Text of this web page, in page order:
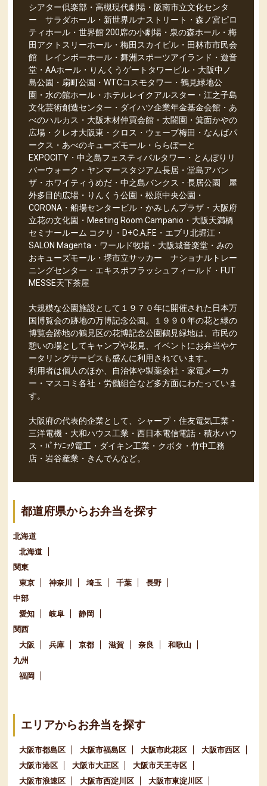
シアター倶楽部・高槻現代劇場・阪南市立文化センタ
ー サラダホール・新世界ルナストリート・森ノ宮ピロ
ティホール・世界館 200席の小劇場・泉の森ホール・梅
田アクトスリーホール・梅田スカイビル・田林市市民会
館 レインボーホール・舞洲スポーツアイランド・遊音
堂・AAホール・りんくうゲートタワービル・大阪中ノ
島公園・扇町公園・WTCコスモタワー・鶴見緑地公
園・水の館ホール・ホテルレイクアルスター・江之子島
文化芸術創造センター・ダイハツ企業年金基金会館・あ
べのハルカス・大阪木材仲買会館・太閤園・箕面かやの
広場・クレオ大阪東・クロス・ウェーブ梅田・なんばパ
ークス・あべのキューズモール・ららぽーと
EXPOCITY・中之島フェスティバルタワー・とんぼりリ
バーウォーク・ヤンマースタジアム長居・堂島アバン
ザ・ホワイティうめだ・中之島バンクス・長居公園 屋
外多目的広場・りんくう公園・松原中央公園・
CORONA・船場センタービル・かみしんプラザ・大阪府
立花の文化園・Meeting Room Campanio・大阪天満橋
セミナールーム コクリ・D+C.A.F.E・エブリ北堀江・
SALON Magenta・ワールド牧場・大阪城音楽堂・みの
おキューズモール・堺市立サッカー ナショナルトレー
ニングセンター・エキスポフラッシュフィールド・FUT
MESSE天下茶屋
大規模な公園施設として１９７０年に開催された日本万
国博覧会の跡地の万博記念公園。１９９０年の花と緑の
博覧会跡地の鶴見区の花博記念公園鶴見緑地は、市民の
憩いの場としてキャンプや花見、イベントにお弁当やケ
ータリングサービスも盛んに利用されています。
利用者は個人のほか、自治体や製薬会社・家電メーカ
ー・マスコミ各社・労働組合など多方面にわたっていま
す。
大阪府の代表的企業として、シャープ・住友電気工業・
三洋電機・大和ハウス工業・西日本電信電話・積水ハウ
ス・ﾊﾟﾅｿﾆｯｸ電工・ダイキン工業・クボタ・竹中工務
店・岩谷産業・きんでんなど。
都道府県からお弁当を探す
北海道
北海道
関東
東京
神奈川 埼玉 千葉
長野
中部
愛知
岐阜
静岡
関西
大阪
兵庫 京都 滋賀 奈良
和歌山
九州
福岡
エリアからお弁当を探す
大阪市都島区 大阪市福島区 大阪市此花区
大阪市西区
大阪市港区
大阪市大正区
大阪市天王寺区
大阪市浪速区
大阪市西淀川区
大阪市東淀川区